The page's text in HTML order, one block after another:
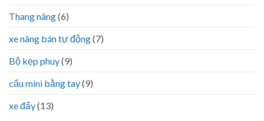
Thang nâng(6)
xe nâng bán tự động(7)
Bộ kẹp phuy(9)
cẩu mini bằng tay(9)
xe đẩy(13)